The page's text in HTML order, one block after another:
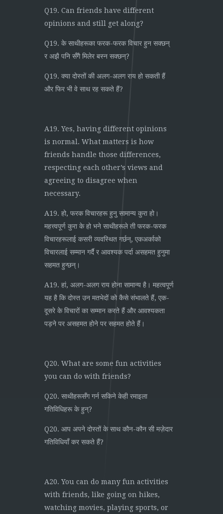
Q19. Can friends have different
opinions and still get along?
Q19. के साथीहरूका फरक-फरक विचार हुन सक्छन्
र अझै पनि सँगै मिलेर बस्न सक्छन्?
Q19. क्या दोस्तों की अलग-अलग राय हो सकती हैं
और फिर भी वे साथ रह सकते हैं?
A19. Yes, having different opinions
is normal. What matters is how
friends handle those differences,
respecting each other’s views and
agreeing to disagree when
necessary.
A19. हो, फरक विचारहरू हुनु सामान्य कुरा हो।
महत्त्वपूर्ण कुरा के हो भने साथीहरूले ती फरक-फरक
विचारहरूलाई कसरी व्यवस्थित गर्छन्, एकअर्काको
विचारलाई सम्मान गर्दै र आवश्यक पर्दा असहमत हुनुमा
सहमत हुन्छन्।
A19. हां, अलग-अलग राय होना सामान्य है। महत्वपूर्ण
यह है कि दोस्त उन मतभेदों को कैसे संभालते हैं, एक-
दूसरे के विचारों का सम्मान करते हैं और आवश्यकता
पड़ने पर असहमत होने पर सहमत होते हैं।
Q20. What are some fun activities
you can do with friends?
Q20. साथीहरूसँग गर्न सकिने केही रमाइला
गतिविधिहरू के हुन्?
Q20. आप अपने दोस्तों के साथ कौन-कौन सी मज़ेदार
गतिविधियाँ कर सकते हैं?
A20. You can do many fun activities
with friends, like going on hikes,
watching movies, playing sports, or